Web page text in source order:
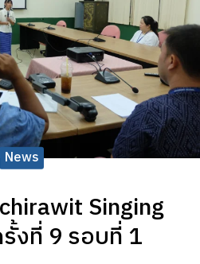
News
Singing
งที่ 9 รอบที่ 1